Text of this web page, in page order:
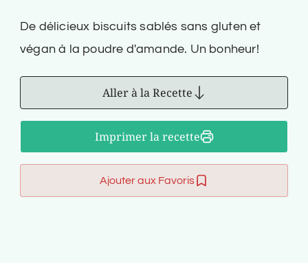
De délicieux biscuits sablés sans gluten et
végan à la poudre d'amande. Un bonheur!
Aller à la Recette
Imprimer la recette
Ajouter aux Favoris